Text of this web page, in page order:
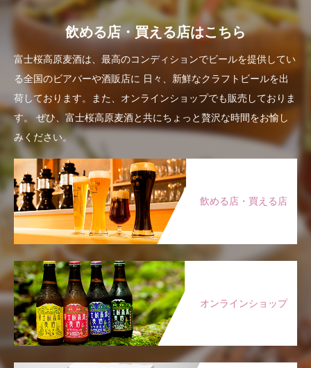
飲める店・買える店はこちら
富士桜高原麦酒は、最高のコンディションでビールを提供してい
る全国のビアバーや酒販店に 日々、新鮮なクラフトビールを出
荷しております。また、オンラインショップでも販売しておりま
す。ぜひ、富士桜高原麦酒と共にちょっと贅沢な時間をお愉し
みください。
飲める店・買える店
オンラインショップ